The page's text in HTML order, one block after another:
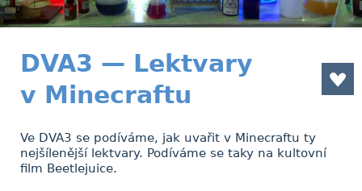
DVA3 — Lektvary
v Minecraftu
Ve DVA3 se podíváme, jak uvařit v Minecraftu ty
nejšílenější lektvary. Podíváme se taky na kultovní
film Beetlejuice.